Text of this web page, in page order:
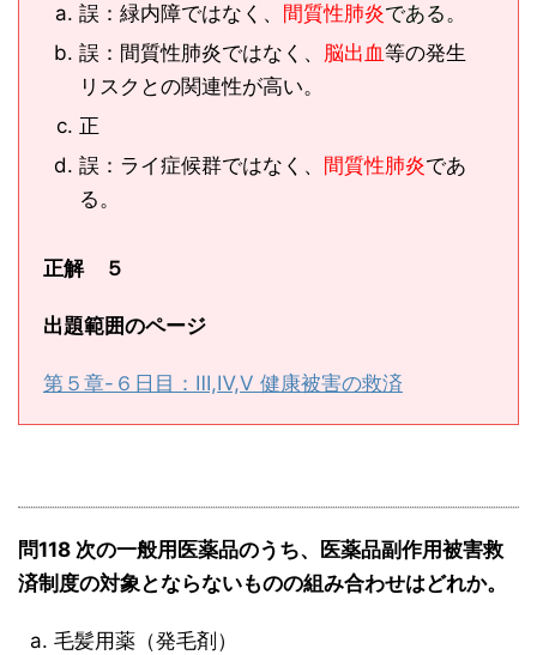
誤：緑内障ではなく、 間質性肺炎である。
誤：間質性肺炎ではなく、 脳出血等の発生
リスクとの関連性が高い。
正
誤：ライ症候群ではなく、 間質性肺炎であ
る。
正解 ５
出題範囲のページ
第５章-６日目：Ⅲ,Ⅳ,Ⅴ 健康被害の救済
問118 次の一般用医薬品のうち、医薬品副作用被害救
済制度の対象とならないものの組み合わせはどれか。
毛髪用薬（発毛剤）